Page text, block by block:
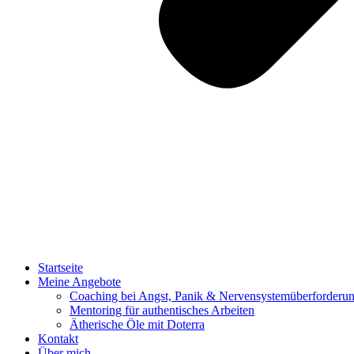
Startseite
Meine Angebote
Coaching bei Angst, Panik &
Mentoring für authentisches Arbeiten
Ätherische Öle mit Doterra
Kontakt